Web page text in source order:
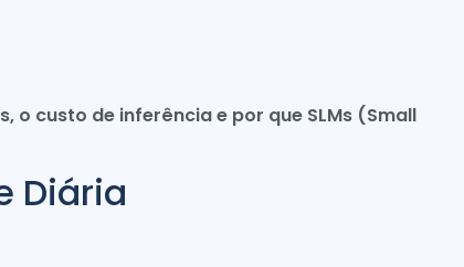
o custo de inferência e por que SLMs (Small
Diária